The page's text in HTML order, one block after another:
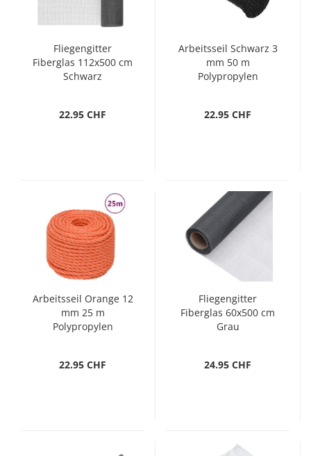
Fliegengitter
Fiberglas 112x500 cm
Schwarz
22.95 CHF
Arbeitsseil Schwarz 3
mm 50 m
Polypropylen
22.95 CHF
Arbeitsseil Orange 12
mm 25 m
Polypropylen
22.95 CHF
Fliegengitter
Fiberglas 60x500 cm
Grau
24.95 CHF